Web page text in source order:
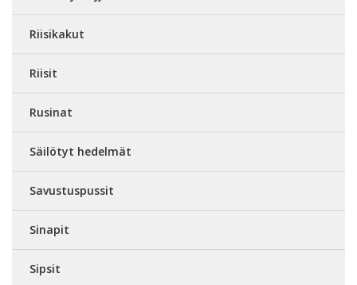
Riisikakut
Riisit
Rusinat
Säilötyt hedelmät
Savustuspussit
Sinapit
Sipsit